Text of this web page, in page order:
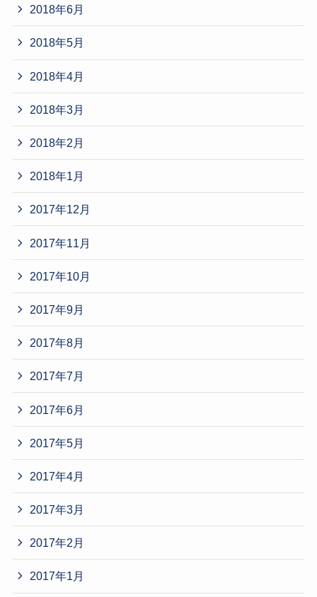
2018年6月
2018年5月
2018年4月
2018年3月
2018年2月
2018年1月
2017年12月
2017年11月
2017年10月
2017年9月
2017年8月
2017年7月
2017年6月
2017年5月
2017年4月
2017年3月
2017年2月
2017年1月